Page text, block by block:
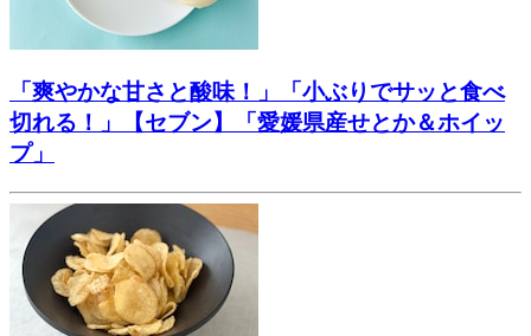
「爽やかな甘さと酸味！」「小ぶりでサッと食べ
切れる！」【セブン】「愛媛県産せとか＆ホイッ
プ」